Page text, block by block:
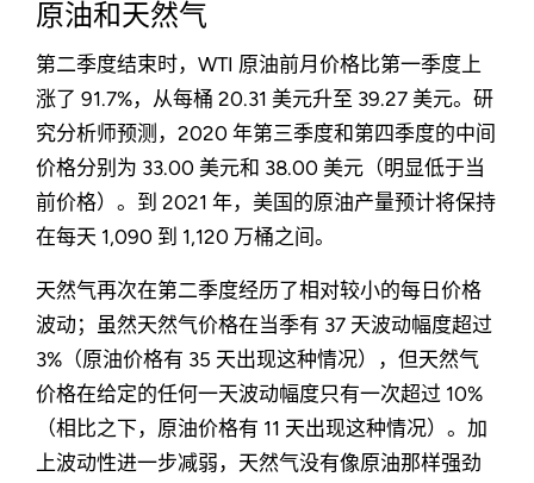
原油和天然气
第二季度结束时，WTI 原油前月价格比第一季度上
涨了 91.7%，从每桶 20.31 美元升至 39.27 美元。研
究分析师预测，2020 年第三季度和第四季度的中间
价格分别为 33.00 美元和 38.00 美元（明显低于当
前价格）。到 2021 年，美国的原油产量预计将保持
在每天 1,090 到 1,120 万桶之间。
天然气再次在第二季度经历了相对较小的每日价格
波动；虽然天然气价格在当季有 37 天波动幅度超过
3%（原油价格有 35 天出现这种情况），但天然气
价格在给定的任何一天波动幅度只有一次超过 10%
（相比之下，原油价格有 11 天出现这种情况）。加
上波动性进一步减弱，天然气没有像原油那样强劲